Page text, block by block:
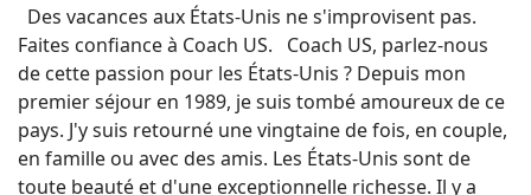
Des vacances aux États-Unis ne s'improvisent pas.
Faites confiance à Coach US. Coach US, parlez-nous
de cette passion pour les États-Unis ? Depuis mon
premier séjour en 1989, je suis tombé amoureux de ce
pays. J'y suis retourné une vingtaine de fois, en couple,
en famille ou avec des amis. Les États-Unis sont de
toute beauté et d'une exceptionnelle richesse. Il y a